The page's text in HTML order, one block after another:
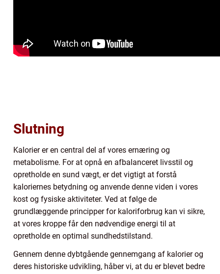
Slutning
Kalorier er en central del af vores ernæring og
metabolisme. For at opnå en afbalanceret livsstil og
opretholde en sund vægt, er det vigtigt at forstå
kaloriernes betydning og anvende denne viden i vores
kost og fysiske aktiviteter. Ved at følge de
grundlæggende principper for kaloriforbrug kan vi sikre,
at vores kroppe får den nødvendige energi til at
opretholde en optimal sundhedstilstand.
Gennem denne dybtgående gennemgang af kalorier og
deres historiske udvikling, håber vi, at du er blevet bedre